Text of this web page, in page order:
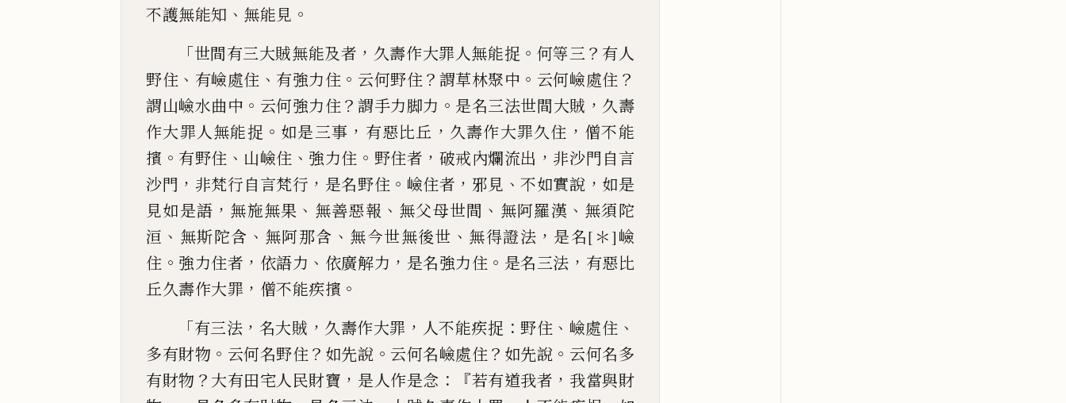
不護無能知 、 無能見 。
「世間有三大賊無能及者 ， 久壽作大罪人無能捉 。 何等三？ 有人
野住 、 有嶮處住 、 有強力住 。 云何野住 ？ 謂草林聚中 。 云何嶮處住 ？
謂山嶮水曲中 。 云何強力住 ？謂手力脚力 。 是名三法世間大賊 ， 久壽
作大罪人無能捉 。 如是三事 ， 有惡比丘 ， 久壽作大罪久住 ， 僧不能
擯 。 有野住 、 山嶮住 、 強力住 。 野住者 ， 破戒內爛流出 ， 非沙門自言
沙門 ， 非梵行自言梵行 ， 是名野住 。 嶮住者 ， 邪見 、不如實說 ， 如是
見如是語 ， 無施無果 、 無善惡報 、 無父母世間 、 無阿羅漢 、 無須陀
洹 、 無斯陀含 、 無阿那含 、 無今世無後世 、 無得證法 ， 是名[＊]嶮
住 。 強力住者 ， 依語力 、 依廣解力 ， 是名強力住 。 是名三法 ， 有惡比
丘久壽作大罪 ， 僧不能疾擯 。
「有三法 ， 名大賊 ， 久壽作大罪 ， 人不能疾捉 ： 野住 、 嶮處住 、
多有財物 。 云何名野住 ？ 如先說 。 云何名嶮處住 ？ 如先說 。 云何名多
有財物 ？ 大有田宅人民財寶 ， 是人作是念 ：『若有道我者 ， 我當與財